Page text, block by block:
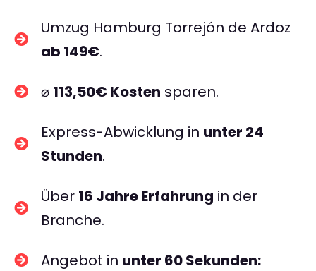
Umzug Hamburg Torrejón de Ardoz
ab 149€.
⌀ 113,50€ Kosten sparen.
Express-Abwicklung in unter 24
Stunden.
Über 16 Jahre Erfahrung in der
Branche.
Angebot in unter 60 Sekunden: